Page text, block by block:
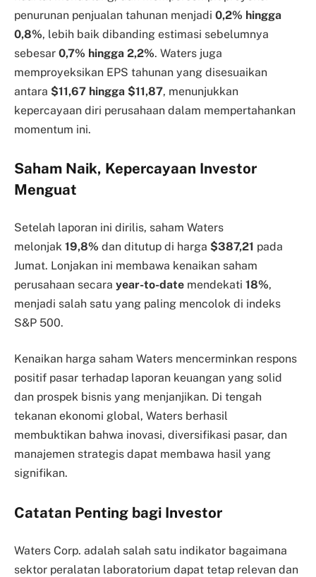
penurunan penjualan tahunan menjadi 0,2% hingga
0,8%, lebih baik dibanding estimasi sebelumnya
sebesar 0,7% hingga 2,2%. Waters juga
memproyeksikan EPS tahunan yang disesuaikan
antara $11,67 hingga $11,87, menunjukkan
kepercayaan diri perusahaan dalam mempertahankan
momentum ini.
Saham Naik, Kepercayaan Investor
Menguat
Setelah laporan ini dirilis, saham Waters
melonjak 19,8% dan ditutup di harga $387,21 pada
Jumat. Lonjakan ini membawa kenaikan saham
perusahaan secara year-to-date mendekati 18%,
menjadi salah satu yang paling mencolok di indeks
S&P 500.
Kenaikan harga saham Waters mencerminkan respons
positif pasar terhadap laporan keuangan yang solid
dan prospek bisnis yang menjanjikan. Di tengah
tekanan ekonomi global, Waters berhasil
membuktikan bahwa inovasi, diversifikasi pasar, dan
manajemen strategis dapat membawa hasil yang
signifikan.
Catatan Penting bagi Investor
Waters Corp. adalah salah satu indikator bagaimana
sektor peralatan laboratorium dapat tetap relevan dan